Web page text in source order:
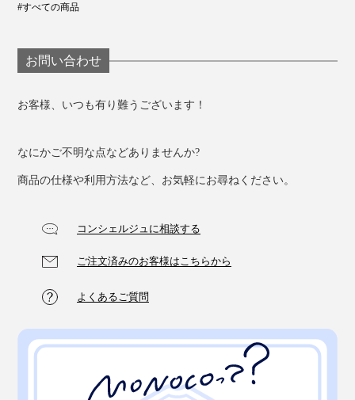
#すべての商品
お問い合わせ
お客様、いつも有り難うございます！
なにかご不明な点などありませんか?
商品の仕様や利用方法など、お気軽にお尋ねください。
コンシェルジュに相談する
ご注文済みのお客様はこちらから
よくあるご質問